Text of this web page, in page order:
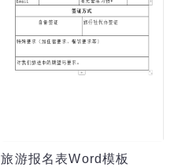
旅游报名表Word模板